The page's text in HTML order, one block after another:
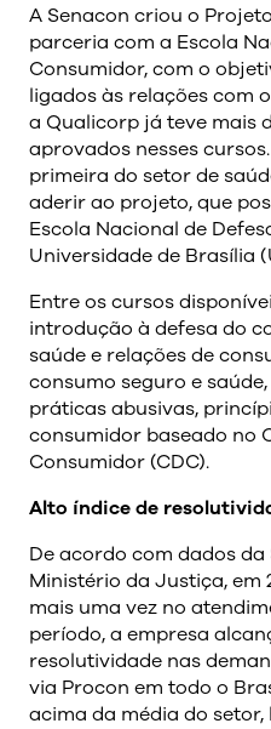
A Senacon criou o
parceria com a Escola
Consumidor, com o
ligados às relações com
a Qualicorp já teve mais
aprovados nesses
primeira do setor de
aderir ao projeto, que
Escola Nacional de
Universidade de Brasília
Entre os cursos
introdução à defesa do
saúde e relações de
consumo seguro e
práticas abusivas,
consumidor baseado no
Consumidor (CDC).
Alto índice de
De acordo com dados
Ministério da Justiça, em
mais uma vez no
período, a empresa
resolutividade nas
via Procon em todo o
acima da média do setor,